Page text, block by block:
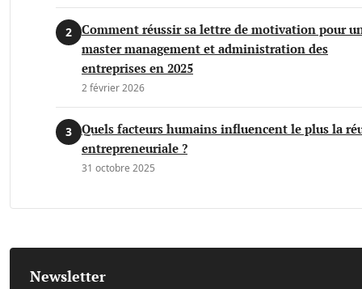
2
Comment réussir sa lettre de motivation pour
master management et administration des
entreprises en 2025
2 février 2026
3
Quels facteurs humains influencent le plus la
entrepreneuriale ?
31 octobre 2025
Newsletter